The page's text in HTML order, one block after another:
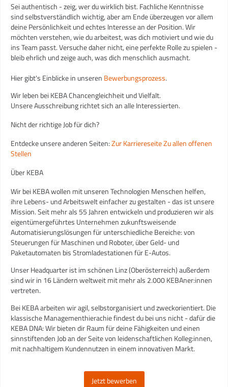
Sei authentisch - zeig, wer du wirklich bist. Fachliche Kenntnisse
sind selbstverständlich wichtig, aber am Ende überzeugen vor allem
deine Persönlichkeit und echtes Interesse an der Position. Wir
möchten verstehen, wie du arbeitest, was dich motiviert und wie du
ins Team passt. Versuche daher nicht, eine perfekte Rolle zu spielen -
bleib ehrlich und zeige auch, was dich menschlich ausmacht.
Hier gibt's Einblicke in unseren Bewerbungsprozess.
Wir leben bei KEBA Chancengleichheit und Vielfalt.
Unsere Ausschreibung richtet sich an alle Interessierten.
Nicht der richtige Job für dich?
Entdecke unsere anderen Seiten:Zur KarriereseiteZu allen offenen
Stellen
Über KEBA
Wir bei KEBA wollen mit unseren Technologien Menschen helfen,
ihre Lebens- und Arbeitswelt einfacher zu gestalten - das ist unsere
Mission. Seit mehr als 55 Jahren entwickeln und produzieren wir als
eigentümergeführtes Unternehmen zukunftsweisende
Automatisierungslösungen für unterschiedliche Bereiche: von
Steuerungen für Maschinen und Roboter, über Geld- und
Paketautomaten bis Stromladestationen für E-Autos.
Unser Headquarter ist im schönen Linz (Oberösterreich) außerdem
sind wir in 16 Ländern weltweit mit mehr als 2.000 KEBAner:innen
vertreten.
Bei KEBA arbeiten wir agil, selbstorganisiert und zweckorientiert. Die
klassische Managementhierachie findest du bei uns nicht - dafür die
KEBA DNA: Wir bieten dir Raum für deine Fähigkeiten und einen
sinnstiftenden Job an der Seite von leidenschaftlichen Kolleg:innen,
mit nachhaltigem Kundennutzen in einem innovativen Markt.
Jetzt bewerben